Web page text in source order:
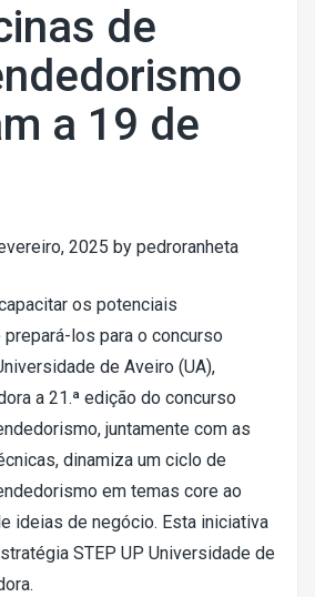
de
a 19 de
2025 by pedroranheta
os potenciais
los para o concurso
de Aveiro (UA),
a 21.ª edição do concurso
juntamente com as
dinamiza um ciclo de
em temas core ao
ideias de negócio. Esta iniciativa
STEP UP Universidade de